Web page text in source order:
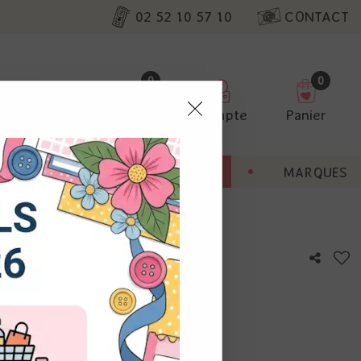
02 52 10 57 10 CONTACT
0
Compte
0
Panier
BONNES AFFAIRES MARQUES
avis !
nos
non
Vous
à droite